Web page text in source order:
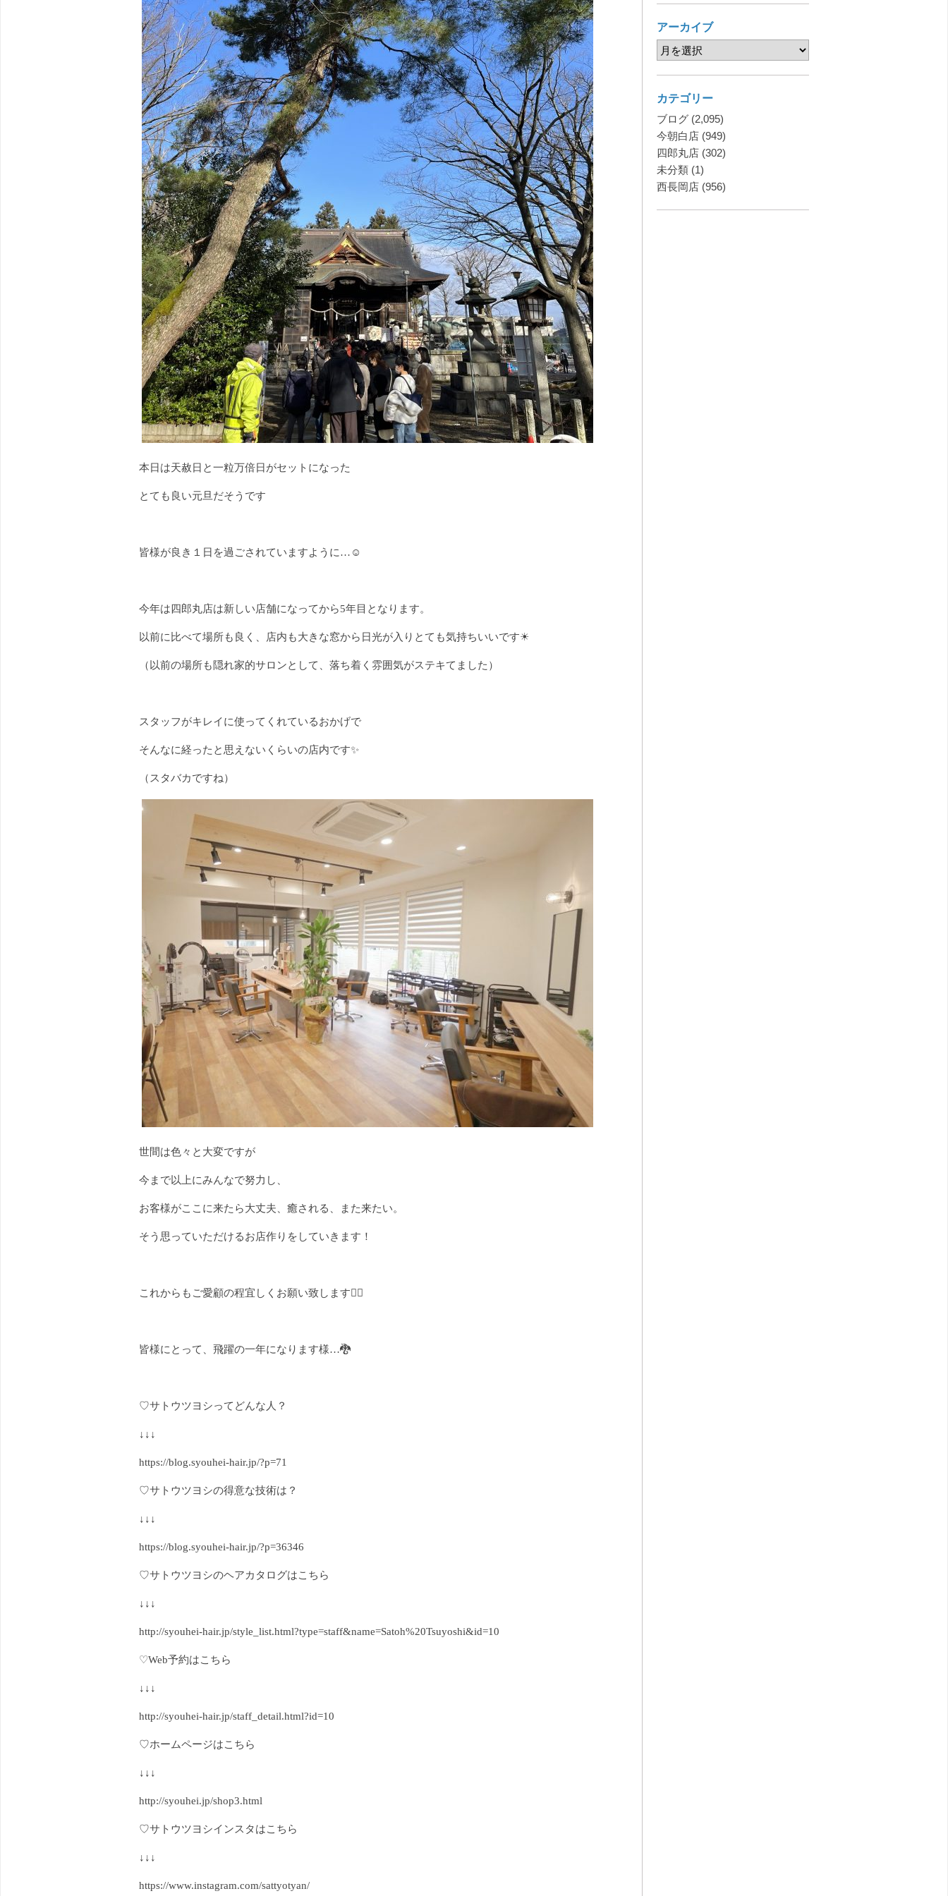
本日は天赦日と一粒万倍日がセットになった
とても良い元旦だそうです
皆様が良き１日を過ごされていますように…☺
今年は四郎丸店は新しい店舗になってから5年目となります。
以前に比べて場所も良く、店内も大きな窓から日光が入りとても気持ちいいです☀
（以前の場所も隠れ家的サロンとして、落ち着く雰囲気がステキてました）
スタッフがキレイに使ってくれているおかげで
そんなに経ったと思えないくらいの店内です✨
（スタバカですね）
世間は色々と大変ですが
今まで以上にみんなで努力し、
お客様がここに来たら大丈夫、癒される、また来たい。
そう思っていただけるお店作りをしていきます！
これからもご愛顧の程宜しくお願い致します🙇‍♂️
皆様にとって、飛躍の一年になります様…🐉
♡サトウツヨシってどんな人？
↓↓↓
https://blog.syouhei-hair.jp/?p=71
♡サトウツヨシの得意な技術は？
↓↓↓
https://blog.syouhei-hair.jp/?p=36346
♡サトウツヨシのヘアカタログはこちら
↓↓↓
http://syouhei-hair.jp/style_list.html?type=staff&name=Satoh%20Tsuyoshi&id=10
♡Web予約はこちら
↓↓↓
http://syouhei-hair.jp/staff_detail.html?id=10
♡ホームページはこちら
↓↓↓
http://syouhei.jp/shop3.html
♡サトウツヨシインスタはこちら
↓↓↓
https://www.instagram.com/sattyotyan/
アーカイブ
カテゴリー
ブログ(2,095)
今朝白店(949)
四郎丸店(302)
未分類(1)
西長岡店(956)